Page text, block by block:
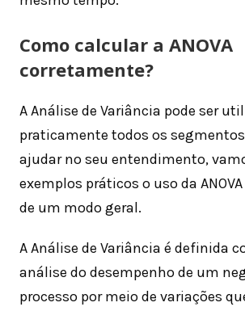
Como calcular a ANOVA
corretamente?
A Análise de Variância pode ser
praticamente todos os
ajudar no seu entendimento,
exemplos práticos o uso da
de um modo geral.
A Análise de Variância é definida
análise do desempenho de um
processo por meio de variações